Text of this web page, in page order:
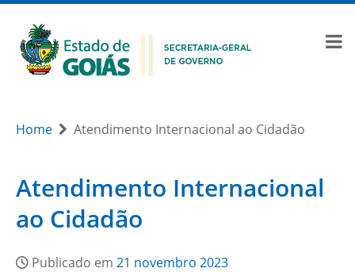
Home Atendimento Internacional ao Cidadão
Atendimento Internacional
ao Cidadão
Publicado em 21 novembro 2023